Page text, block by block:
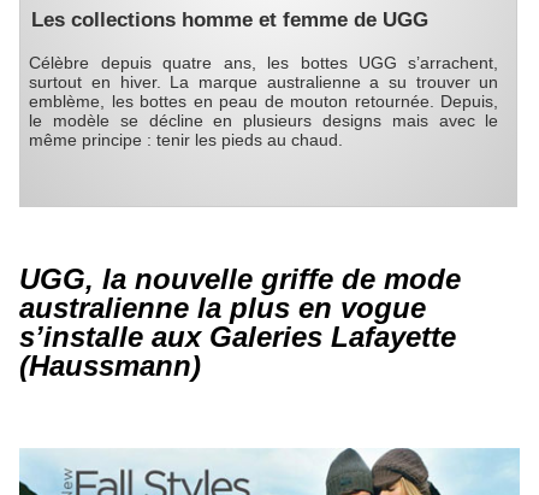
Les collections homme et femme de UGG
Célèbre depuis quatre ans, les bottes UGG s’arrachent,
surtout en hiver. La marque australienne a su trouver un
emblème, les bottes en peau de mouton retournée. Depuis,
le modèle se décline en plusieurs designs mais avec le
même principe : tenir les pieds au chaud.
UGG, la nouvelle griffe de mode
australienne la plus en vogue
s’installe aux Galeries Lafayette
(Haussmann)